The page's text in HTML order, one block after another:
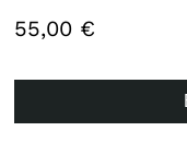
55,00 €